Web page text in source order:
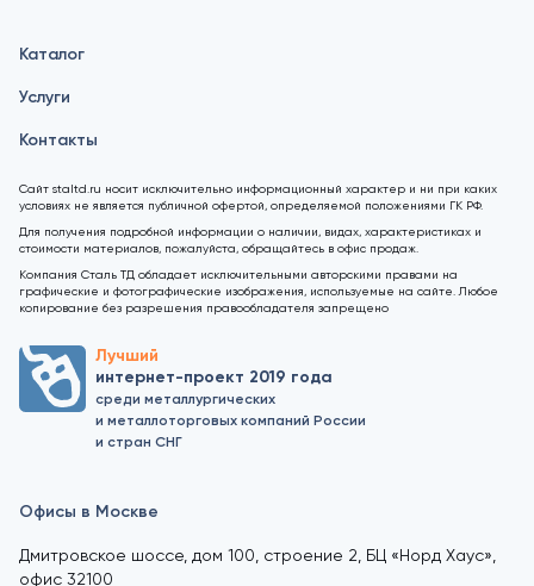
Каталог
Услуги
Контакты
Сайт staltd.ru носит исключительно информационный характер и ни при каких
условиях не является публичной офертой, определяемой положениями ГК РФ.
Для получения подробной информации о наличии, видах, характеристиках и
стоимости материалов, пожалуйста, обращайтесь в офис продаж.
Компания Сталь ТД обладает исключительными авторскими правами на
графические и фотографические изображения, используемые на сайте. Любое
копирование без разрешения правообладателя запрещено
Лучший
интернет-проект 2019 года
среди металлургических
и металлоторговых компаний России
и стран СНГ
Офисы в Москве
Дмитровское шоссе, дом 100, строение 2, БЦ «Норд Хаус»,
офис 32100